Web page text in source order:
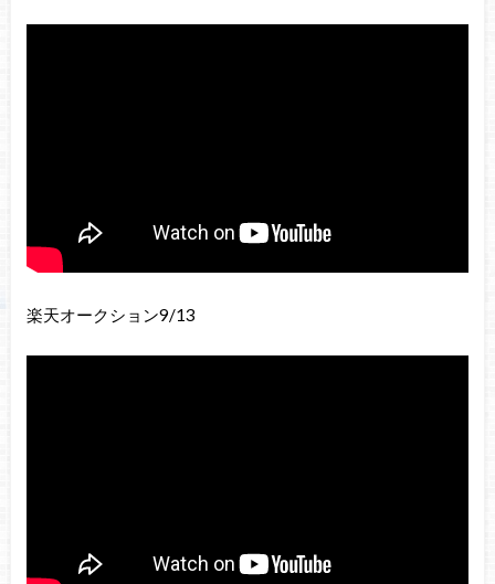
楽天オークション9/13